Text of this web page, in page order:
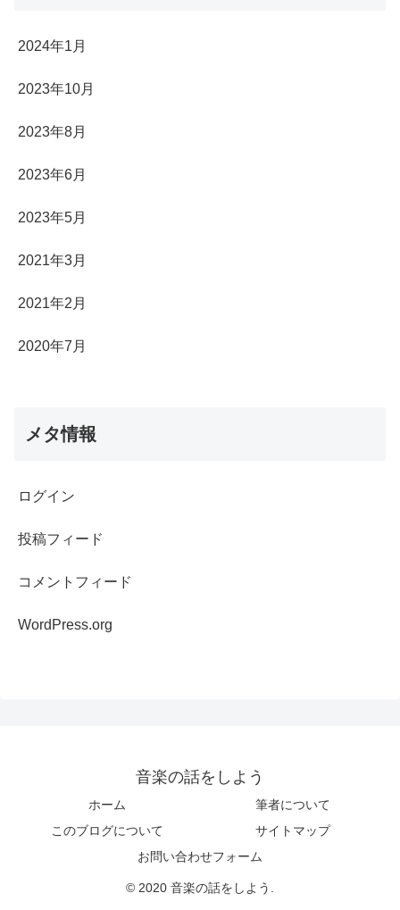
2024年1月
2023年10月
2023年8月
2023年6月
2023年5月
2021年3月
2021年2月
2020年7月
メタ情報
ログイン
投稿フィード
コメントフィード
WordPress.org
音楽の話をしよう
ホーム
筆者について
このブログについて
サイトマップ
お問い合わせフォーム
© 2020 音楽の話をしよう.